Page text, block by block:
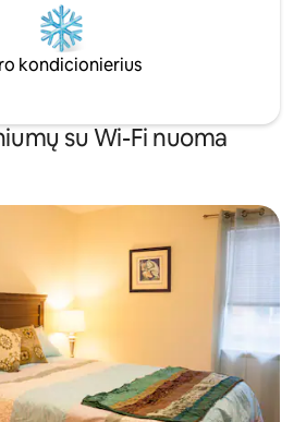
kondicionierius
su Wi-Fi nuoma